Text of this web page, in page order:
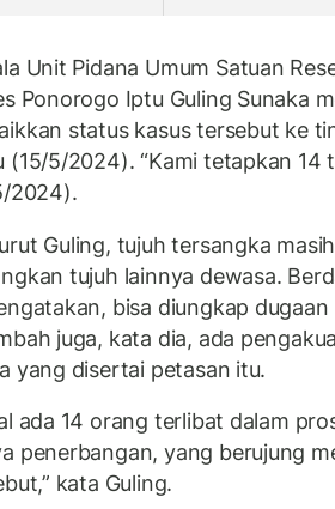
Unit Pidana Umum Satuan
Ponorogo Iptu Guling Sunaka
status kasus tersebut ke
(15/5/2024). “Kami tetapkan 14
2024).
Guling, tujuh tersangka
tujuh lainnya dewasa.
bisa diungkap
juga, kata dia, ada
yang disertai petasan itu.
ada 14 orang terlibat dalam
penerbangan, yang berujung
kata Guling.